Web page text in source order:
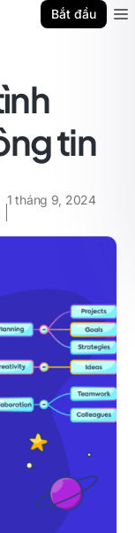
Bắt đầu
tin
1 tháng 9, 2024